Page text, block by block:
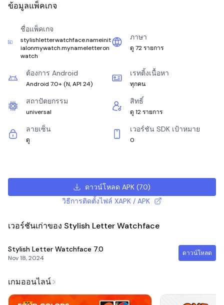
ข้อมูลแพ็คเกจ
ชื่อแพ็คเกจ
stylishletterwatchface.nameinit
ialonmywatch.mynameletteron
watch
ภาษา
ดู 72 รายการ
ต้องการ Android
Android 7.0+ (N, API 24)
เรทติ้งเนื้อหา
ทุกคน
สถาปัตยกรรม
universal
สิทธิ์
ดู 12 รายการ
ลายเซ็น
ดู
เวอร์ชัน SDK เป้าหมาย
0
ดาวน์โหลด APK (7.0)
วิธีการติดตั้งไฟล์ XAPK / APK
เวอร์ชันเก่าของ Stylish Letter Watchface
Stylish Letter Watchface 7.0
Nov 18, 2024
ดาวน์โหลด
เกมออนไลน์